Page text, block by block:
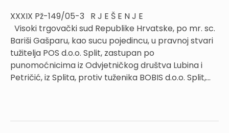
XXXIX Pž-149/05-3 R J E Š E N J E
Visoki trgovački sud Republike Hrvatske, po mr. sc.
Bariši Gašparu, kao sucu pojedincu, u pravnoj stvari
tužitelja POS d.o.o. Split, zastupan po
punomoćnicima iz Odvjetničkog društva Lubina i
Petričić, iz Splita, protiv tuženika BOBIS d.o.o. Split,...